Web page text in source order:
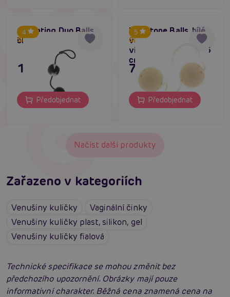
4
Oscilating Duo Balls
black
Skladem do týdne
195 Kč
Předobjednat
5
Vibratone Balls, bílé
venušiny kuličky s
vibračním jádrem 3,5
cm
Skladem do týdne
75 Kč
Předobjednat
Načíst další produkty
Zařazeno v kategoriích
Venušiny kuličky
Vaginální činky
Venušiny kuličky plast, silikon, gel
Venušiny kuličky fialová
Technické specifikace se mohou změnit bez
předchozího upozornění. Obrázky mají pouze
informativní charakter. Běžná cena znamená cena na